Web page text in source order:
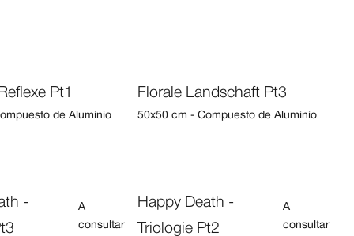
Pt1
de Aluminio
Florale Landschaft Pt3
50x50 cm - Compuesto de Aluminio
-
A
consultar
Happy Death -
Triologie Pt2
A
consultar